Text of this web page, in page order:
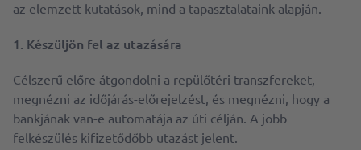
az elemzett kutatások, mind a tapasztalataink alapján.
1. Készüljön fel az utazására
Célszerű előre átgondolni a repülőtéri transzfereket,
megnézni az időjárás-előrejelzést, és megnézni, hogy a
bankjának van-e automatája az úti célján. A jobb
felkészülés kifizetődőbb utazást jelent.